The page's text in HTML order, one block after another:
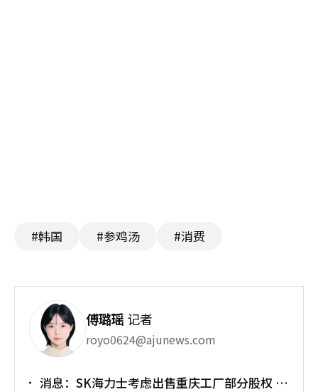
#韩国 #参鸡汤 #消费
傅璐瑶 记者
royo0624@ajunews.com
消息：SK海力士考虑出售重庆工厂部分股权 估